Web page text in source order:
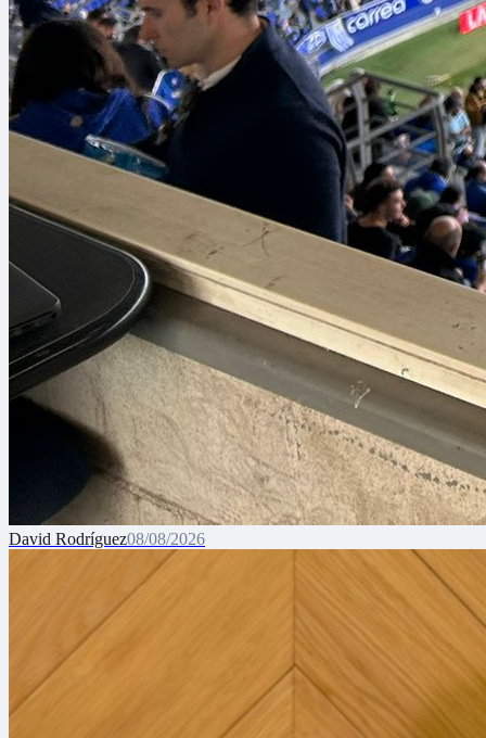
David Rodríguez08/08/2026